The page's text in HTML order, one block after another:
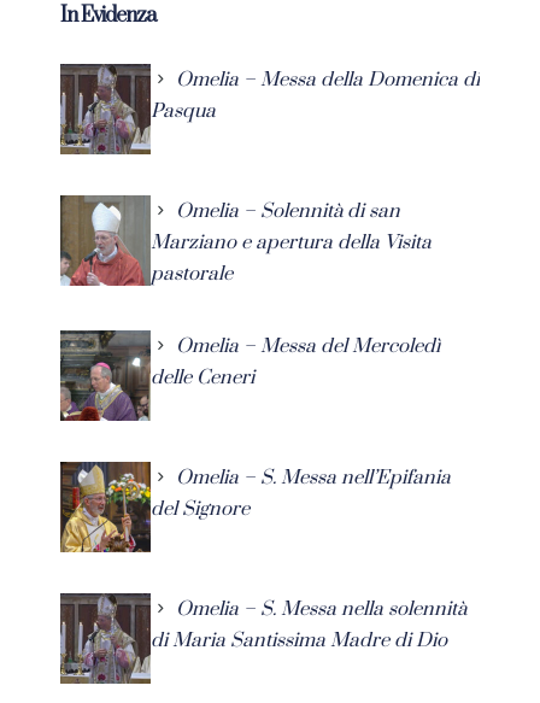
In Evidenza
Omelia – Messa della Domenica di
Pasqua
Omelia – Solennità di san
Marziano e apertura della Visita
pastorale
Omelia – Messa del Mercoledì
delle Ceneri
Omelia – S. Messa nell’Epifania
del Signore
Omelia – S. Messa nella solennità
di Maria Santissima Madre di Dio